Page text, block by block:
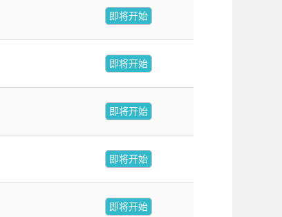
即将开始
即将开始
即将开始
即将开始
即将开始